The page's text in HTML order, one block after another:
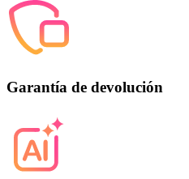
Garantía de devolución